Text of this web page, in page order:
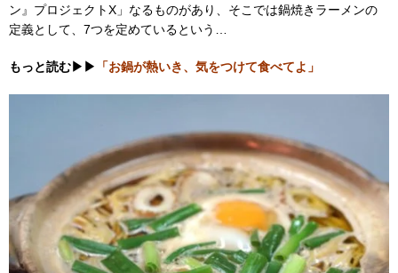
ン』プロジェクトX」なるものがあり、そこでは鍋焼きラーメンの
定義として、7つを定めているという…
もっと読む▶▶ 「お鍋が熱いき、気をつけて食べてよ」